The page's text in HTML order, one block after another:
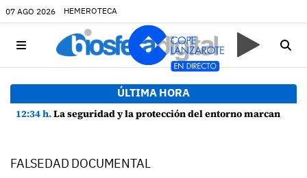
07 AGO 2026 HEMEROTECA
ÚLTIMA HORA
12:34 h.La seguridad y la protección del entorno marcan la planificación de las Fiestas de La Caleta de Famara
FALSEDAD DOCUMENTAL